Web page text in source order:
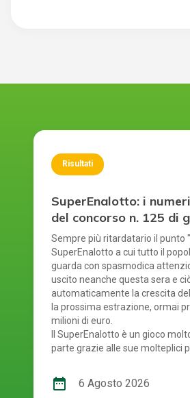
Risultati
SuperEnalotto: i
del concorso n. 125 di
agosto 2026
Sempre più ritardatario il punto
SuperEnalotto a cui tutto il
guarda con spasmodica
uscito neanche questa sera e
automaticamente la crescita
la prossima estrazione, ormai
milioni di euro.
Il SuperEnalotto è un gioco
parte grazie alle sue molteplici
estrazione bisogna verificare
Per gestire tutto facilmente e
date_range 6 Agosto 2026